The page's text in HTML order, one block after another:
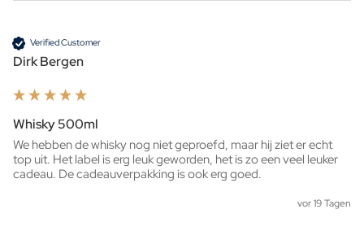
Verified Customer
Dirk Bergen
Whisky 500ml
We hebben de whisky nog niet geproefd, maar hij ziet er echt
top uit. Het label is erg leuk geworden, het is zo een veel leuker
cadeau. De cadeauverpakking is ook erg goed.
vor 19 Tagen